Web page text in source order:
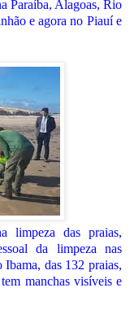
Paraíba, Alagoas, Rio
e agora no Piauí e
limpeza das praias,
da limpeza nas
Ibama, das 132 praias,
manchas visíveis e